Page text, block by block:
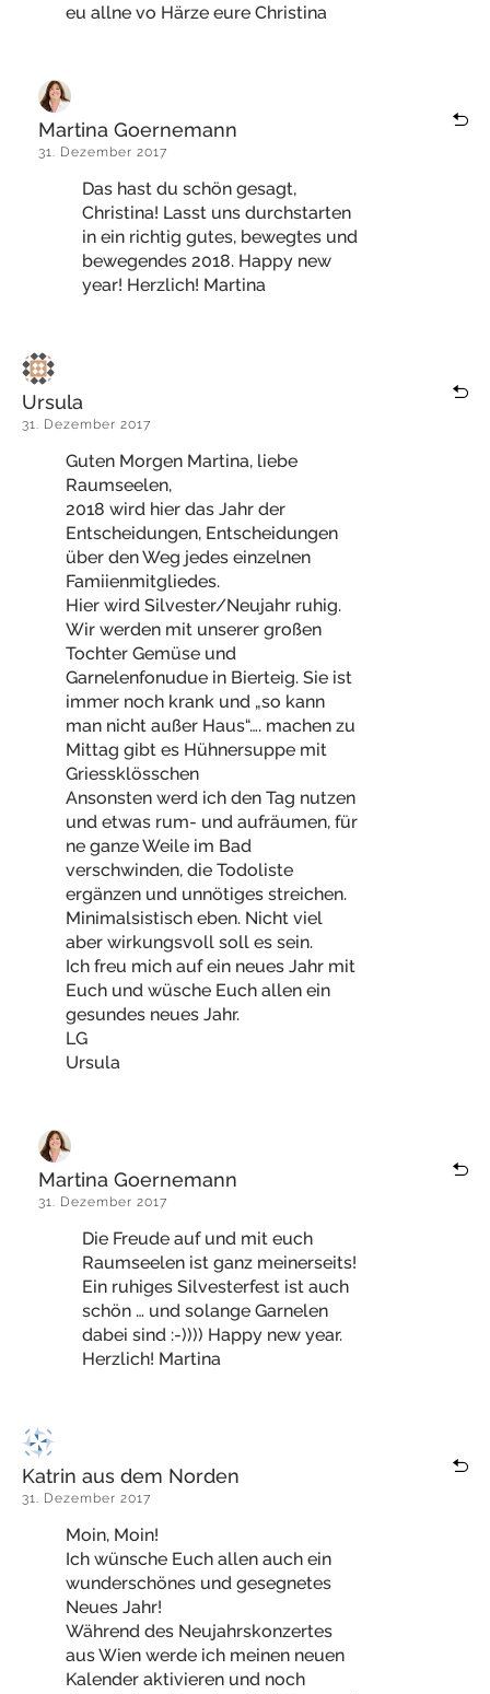
eu allne vo Härze eure Christina
Martina Goernemann
31. Dezember 2017
Das hast du schön gesagt,
Christina! Lasst uns durchstarten
in ein richtig gutes, bewegtes und
bewegendes 2018. Happy new
year! Herzlich! Martina
Ursula
31. Dezember 2017
Guten Morgen Martina, liebe
Raumseelen,
2018 wird hier das Jahr der
Entscheidungen, Entscheidungen
über den Weg jedes einzelnen
Famiienmitgliedes.
Hier wird Silvester/Neujahr ruhig.
Wir werden mit unserer großen
Tochter Gemüse und
Garnelenfonudue in Bierteig. Sie ist
immer noch krank und „so kann
man nicht außer Haus“…. machen zu
Mittag gibt es Hühnersuppe mit
Griessklösschen
Ansonsten werd ich den Tag nutzen
und etwas rum- und aufräumen, für
ne ganze Weile im Bad
verschwinden, die Todoliste
ergänzen und unnötiges streichen.
Minimalsistisch eben. Nicht viel
aber wirkungsvoll soll es sein.
Ich freu mich auf ein neues Jahr mit
Euch und wüsche Euch allen ein
gesundes neues Jahr.
LG
Ursula
Martina Goernemann
31. Dezember 2017
Die Freude auf und mit euch
Raumseelen ist ganz meinerseits!
Ein ruhiges Silvesterfest ist auch
schön … und solange Garnelen
dabei sind :-)))) Happy new year.
Herzlich! Martina
Katrin aus dem Norden
31. Dezember 2017
Moin, Moin!
Ich wünsche Euch allen auch ein
wunderschönes und gesegnetes
Neues Jahr!
Während des Neujahrskonzertes
aus Wien werde ich meinen neuen
Kalender aktivieren und noch